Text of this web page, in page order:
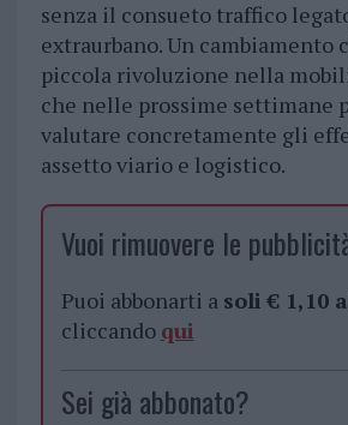
senza il consueto traffico
extraurbano. Un cambiamento
piccola rivoluzione nella
che nelle prossime settimane
valutare concretamente gli
assetto viario e logistico.
Vuoi rimuovere le
Puoi abbonarti a soli € 1,10
cliccando qui
Sei già abbonato?